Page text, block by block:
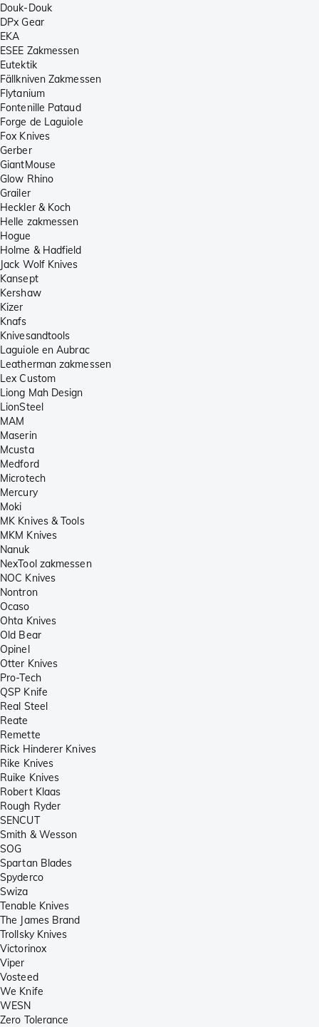
Douk-Douk
DPx Gear
EKA
ESEE Zakmessen
Eutektik
Fällkniven Zakmessen
Flytanium
Fontenille Pataud
Forge de Laguiole
Fox Knives
Gerber
GiantMouse
Glow Rhino
Grailer
Heckler & Koch
Helle zakmessen
Hogue
Holme & Hadfield
Jack Wolf Knives
Kansept
Kershaw
Kizer
Knafs
Knivesandtools
Laguiole en Aubrac
Leatherman zakmessen
Lex Custom
Liong Mah Design
LionSteel
MAM
Maserin
Mcusta
Medford
Microtech
Mercury
Moki
MK Knives & Tools
MKM Knives
Nanuk
NexTool zakmessen
NOC Knives
Nontron
Ocaso
Ohta Knives
Old Bear
Opinel
Otter Knives
Pro-Tech
QSP Knife
Real Steel
Reate
Remette
Rick Hinderer Knives
Rike Knives
Ruike Knives
Robert Klaas
Rough Ryder
SENCUT
Smith & Wesson
SOG
Spartan Blades
Spyderco
Swiza
Tenable Knives
The James Brand
Trollsky Knives
Victorinox
Viper
Vosteed
We Knife
WESN
Zero Tolerance